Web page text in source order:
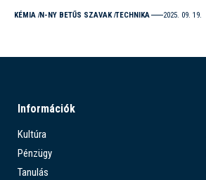
KÉMIA N-NY BETŰS SZAVAK TECHNIKA 2025. 09. 19.
Információk
Kultúra
Pénzügy
Tanulás